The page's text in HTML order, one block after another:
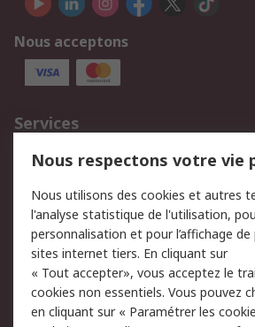
Nous acceptons
Services
750.000 produits
2.500
Retours
Track & trace
Legal
Politique de cookies
Nous respectons votre vie
Nous utilisons des cookies et autres
l'analyse statistique de l'utilisation,
personnalisation et pour l’affichage
sites internet tiers. En cliquant sur
« Tout accepter», vous acceptez le
cookies non essentiels. Vous pouvez
en cliquant sur « Paramétrer les